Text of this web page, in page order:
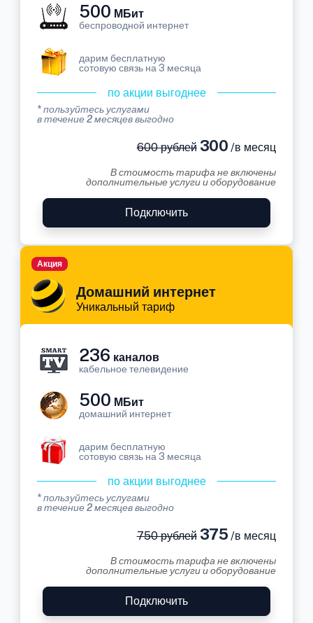
500 МБит
беспроводной интернет
дарим бесплатную
сотовую связь на 3 месяца
по акции выгоднее
* пользуйтесь услугами
в течение 2 месяцев выгодно
600 рублей300 /в месяц
В стоимость тарифа не включены
дополнительные услуги и оборудование
Подключить
Домашний интернет
Уникальный тариф
Акция
236 каналов
кабельное телевидение
500 МБит
домашний интернет
дарим бесплатную
сотовую связь на 3 месяца
по акции выгоднее
* пользуйтесь услугами
в течение 2 месяцев выгодно
750 рублей375 /в месяц
В стоимость тарифа не включены
дополнительные услуги и оборудование
Подключить